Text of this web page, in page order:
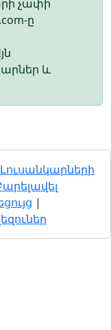
չափի
ը
և
Լուսանկարների
|